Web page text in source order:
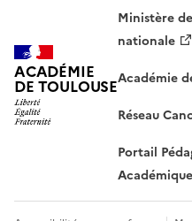
ACADÉMIE
DE TOULOUSE
Ministère
nationale
Académie
Réseau
Portail
Académique